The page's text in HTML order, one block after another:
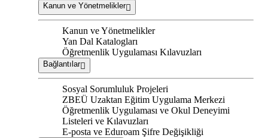
Kanun ve Yönetmelikler
Kanun ve Yönetmelikler
Yan Dal Katalogları
Öğretmenlik Uygulaması Kılavuzları
Bağlantılar
Sosyal Sorumluluk Projeleri
ZBEÜ Uzaktan Eğitim Uygulama Merkezi
Öğretmenlik Uygulaması ve Okul Deneyimi
Listeleri ve Kılavuzları
E-posta ve Eduroam Şifre Değişikliği